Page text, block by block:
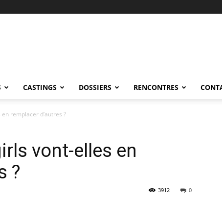
CASTINGS DOSSIERS RENCONTRES
remplacer d’autres ?
vont-elles en
?
0
3912